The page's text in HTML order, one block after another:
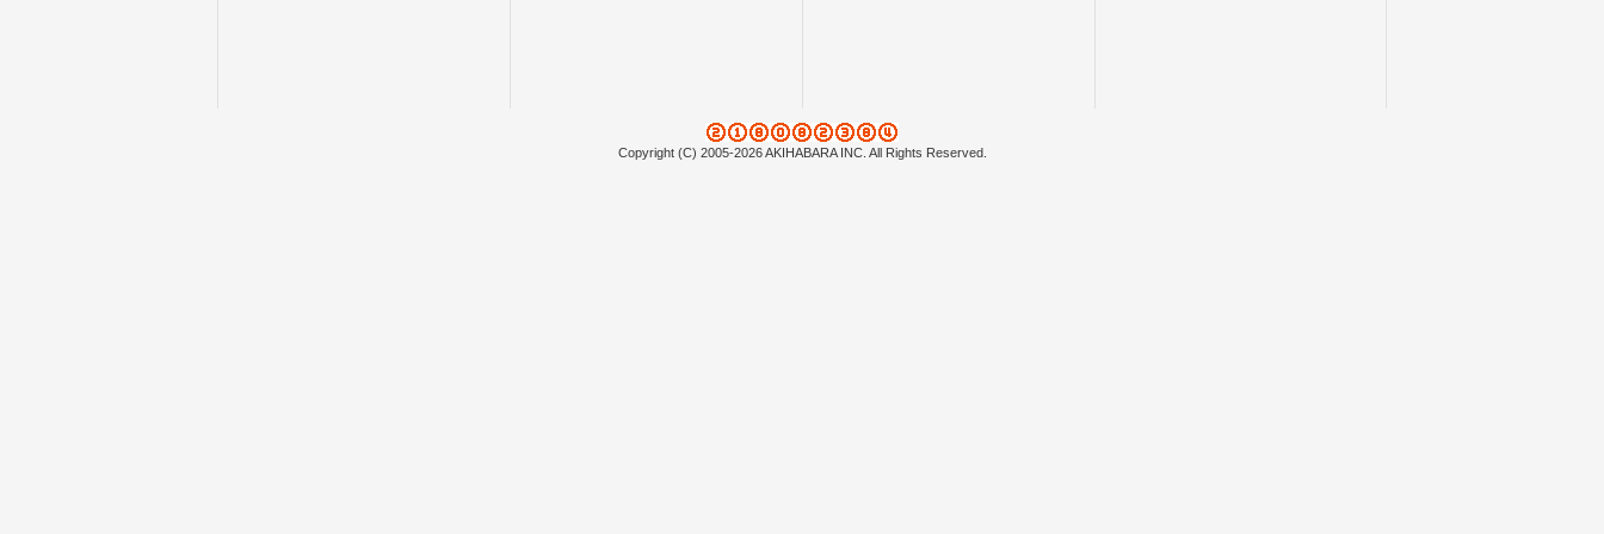
Copyright (C) 2005-2026 AKIHABARA INC. All Rights Reserved.